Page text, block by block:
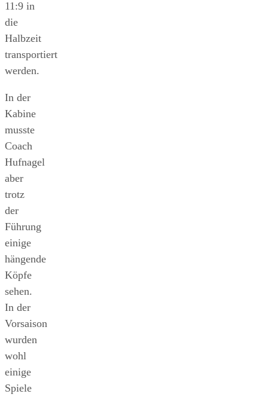
11:9 in
die
Halbzeit
transportiert
werden.
In der
Kabine
musste
Coach
Hufnagel
aber
trotz
der
Führung
einige
hängende
Köpfe
sehen.
In der
Vorsaison
wurden
wohl
einige
Spiele